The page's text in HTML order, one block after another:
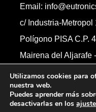
Email:
c/ Industria-Metropol
Polígono PISA C.P.
Mairena del Aljarafe
Formulario de
Utilizamos cookies para
nuestra web.
Puedes aprender más
desactivarlas en los